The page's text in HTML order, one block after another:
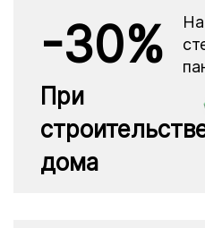
-30%
На
При
дома